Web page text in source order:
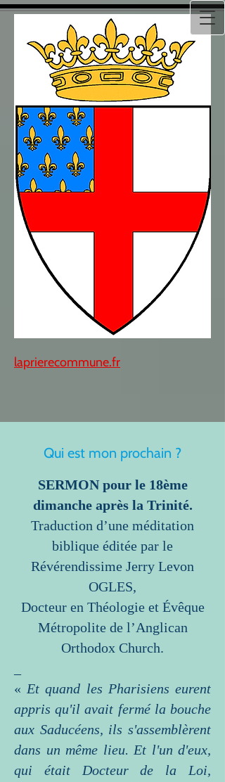
laprierecommune.fr
Qui est mon prochain ?
SERMON pour le 18ème
dimanche après la Trinité.
Traduction d’une méditation
biblique éditée par le
Révérendissime Jerry Levon
OGLES,
Docteur en Théologie et Évêque
Métropolite de l’Anglican
Orthodox Church.
« Et quand les Pharisiens eurent
appris qu'il avait fermé la bouche
aux Saducéens, ils s'assemblèrent
dans un même lieu. Et l'un d'eux,
qui était Docteur de la Loi,